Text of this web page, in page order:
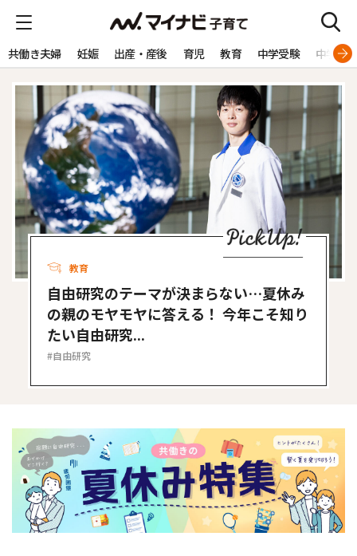
共働き夫婦 妊娠 出産・産後 育児 教育 中学受験 中学生
教育
自由研究のテーマが決まらない…夏休み
の親のモヤモヤに答える！ 今年こそ知り
たい自由研究...
自由研究